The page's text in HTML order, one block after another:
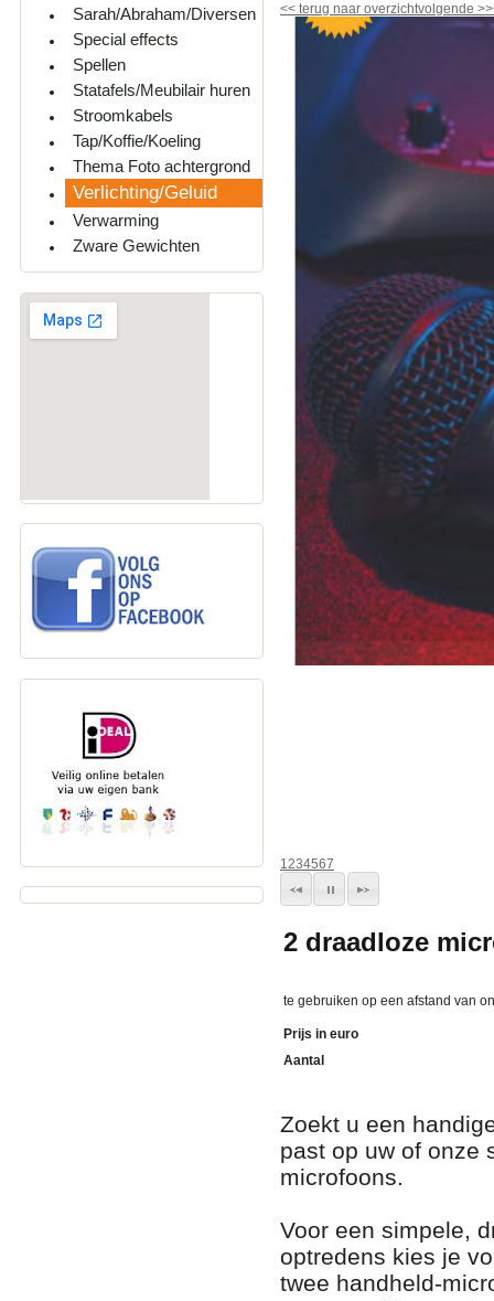
Sarah/Abraham/Diversen
Special effects
Spellen
Statafels/Meubilair huren
Stroomkabels
Tap/Koffie/Koeling
Thema Foto achtergrond
Verlichting/Geluid
Verwarming
Zware Gewichten
<< terug naar overzichtvolgende >>
1234567
2 draadloze
te gebruiken op een afstand van
Prijs in euro
Aantal
Zoekt u een
past op uw of onze
microfoons.
Voor een simpele,
optredens kies je
twee handheld-